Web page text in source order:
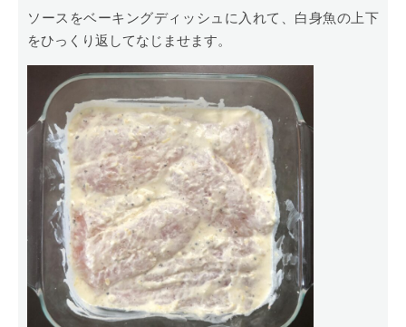
ソースをベーキングディッシュに入れて、白身魚の上下
をひっくり返してなじませます。